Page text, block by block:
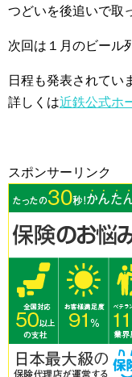
つどいを後追いで取
次回は１月のビール
日程も発表されてい
詳しくは近鉄公式ホ
スポンサーリンク